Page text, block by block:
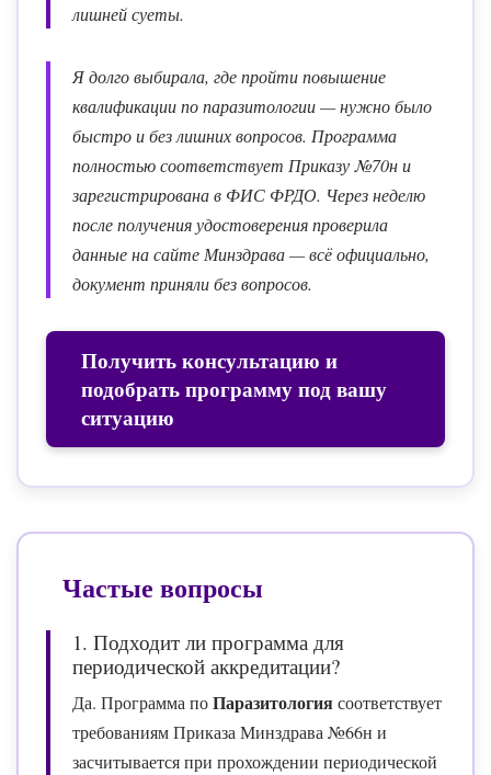
лишней суеты.
Я долго выбирала, где пройти повышение
квалификации по паразитологии — нужно было
быстро и без лишних вопросов. Программа
полностью соответствует Приказу №70н и
зарегистрирована в ФИС ФРДО. Через неделю
после получения удостоверения проверила
данные на сайте Минздрава — всё официально,
документ приняли без вопросов.
Получить консультацию и
подобрать программу под вашу
ситуацию
Частые вопросы
1. Подходит ли программа для
периодической аккредитации?
Да. Программа поПаразитологиясоответствует
требованиям Приказа Минздрава №66н и
засчитывается при прохождении периодической